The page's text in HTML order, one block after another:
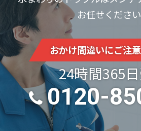
お任せください
おかけ間違いにご注
24時間365
0120-